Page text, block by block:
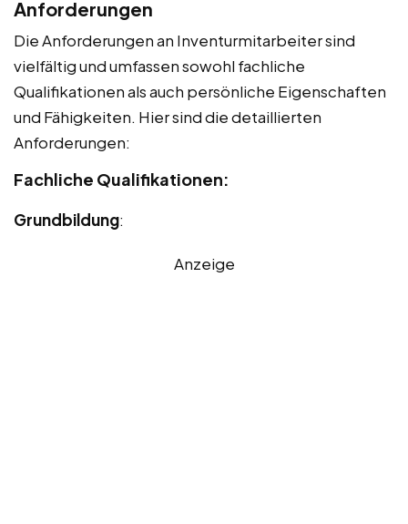
Anforderungen
Die Anforderungen an Inventurmitarbeiter sind
vielfältig und umfassen sowohl fachliche
Qualifikationen als auch persönliche Eigenschaften
und Fähigkeiten. Hier sind die detaillierten
Anforderungen:
Fachliche Qualifikationen:
Grundbildung:
Anzeige